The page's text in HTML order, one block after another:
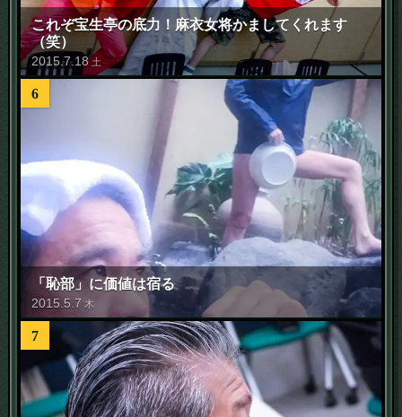
これぞ宝生亭の底力！麻衣女将かましてくれます
（笑）
2015.7.18 土
6
「恥部」に価値は宿る
2015.5.7 木
7